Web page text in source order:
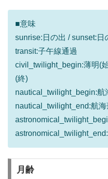
■意味
sunrise:日の出 / sunset:日
transit:子午線通過
civil_twilight_begin:薄明(
(終)
nautical_twilight_begin:航
nautical_twilight_end:航
月齢